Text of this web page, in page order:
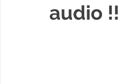
Plaidoyer BD Vidéos
audio !!